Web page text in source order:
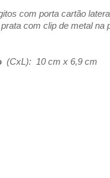
com porta cartão
com clip de metal na
(CxL): 10 cm x 6,9 cm